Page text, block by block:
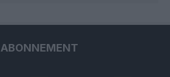
ABONNEMENT